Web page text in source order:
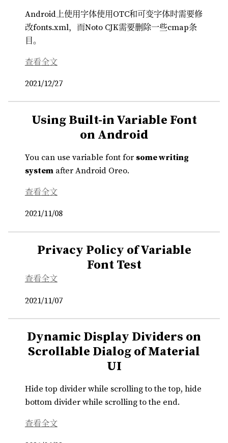
Android上使用字体使用OTC和可变字体时需要修
改fonts.xml，而Noto CJK需要删除一些cmap条
目。
查看全文
2021/12/27
Using Built-in Variable Font
on Android
You can use variable font for some writing
systemafter Android Oreo.
查看全文
2021/11/08
Privacy Policy of Variable
Font Test
查看全文
2021/11/07
Dynamic Display Dividers on
Scrollable Dialog of Material
UI
Hide top divider while scrolling to the top, hide
bottom divider while scrolling to the end.
查看全文